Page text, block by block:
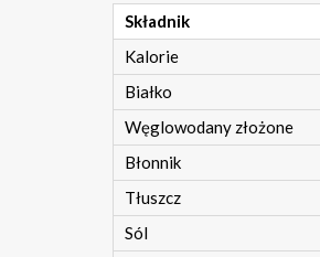
Składnik
Kalorie
Białko
Węglowodany złożone
Błonnik
Tłuszcz
Sól